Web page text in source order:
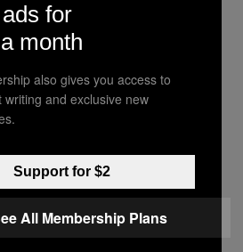
„Hei, ar trebui să ne
civic ca să ne plângem
canalizare, gaze şi,
pentru că satul
Pentru locuitorii din
sună cam aşa: vrem
for
month
also gives you access to
writing and exclusive new
Support for $2
All Membership Plans